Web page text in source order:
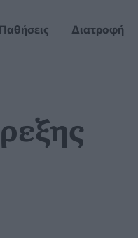
Παθήσεις Διατροφή